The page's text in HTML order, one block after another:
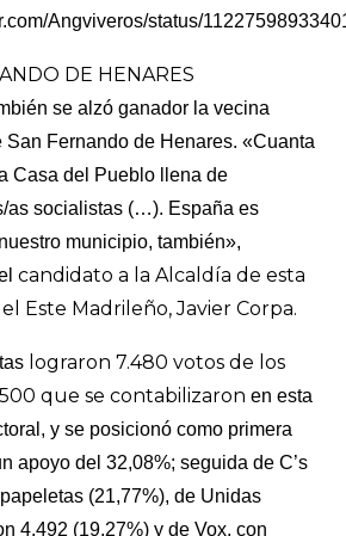
Angviveros/status/
DE HENARES
se alzó ganador la vecina
San Fernando de Henares. «Cuanta
Casa del Pueblo llena de
as socialistas (…). España es
municipio, también»,
candidato a la Alcaldía de esta
Este Madrileño, Javier Corpa.
lograron 7.480 votos de los
que se contabilizaron en esta
y se posicionó como primera
apoyo del 32,08%; seguida de C’s
(21,77%), de Unidas
4.492 (19,27%) y de Vox, con